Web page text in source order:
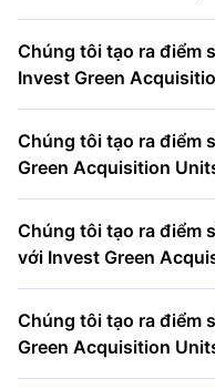
Chúng tôi tạo ra điểm
Invest Green
Chúng tôi tạo ra điểm
Green Acquisition
Chúng tôi tạo ra điểm
với Invest Green
Chúng tôi tạo ra điểm
Green Acquisition